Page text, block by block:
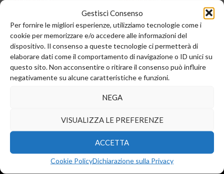
Gestisci Consenso
Per fornire le migliori esperienze, utilizziamo tecnologie come i
cookie per memorizzare e/o accedere alle informazioni del
dispositivo. Il consenso a queste tecnologie ci permetterà di
elaborare dati come il comportamento di navigazione o ID unici su
questo sito. Non acconsentire o ritirare il consenso può influire
negativamente su alcune caratteristiche e funzioni.
NEGA
VISUALIZZA LE PREFERENZE
ACCETTA
Cookie PolicyDichiarazione sulla Privacy
0,00€
Aggiungi al carrello
0,00€
Aggiungi al carrello
Sede legale e commerciale: